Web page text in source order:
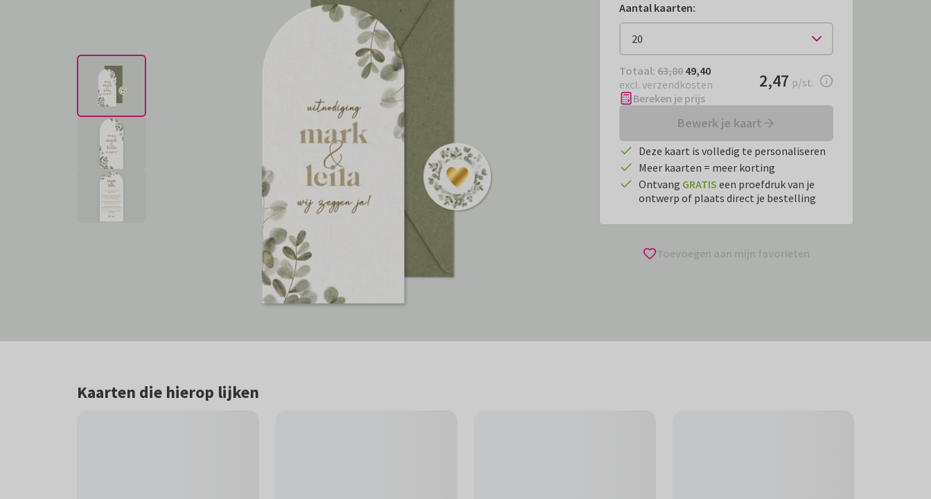
Aantal kaarten:
Totaal: € 49,40
Totaal: 63,80 49,40
excl. verzendkosten
€ 2,47per stuk
2,47 p/st.
Bereken je prijs
Bewerk je kaart
Deze kaart is volledig te personaliseren
Meer kaarten = meer korting
Ontvang GRATIS een proefdruk van je
ontwerp of plaats direct je bestelling
Toevoegen aan mijn favorieten
Kaarten die hierop lijken